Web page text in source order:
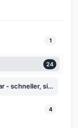
1
24
Easy Form Builder 3.9 ist jetzt verfügbar - schneller, sicherer und kompatibler denn je
4